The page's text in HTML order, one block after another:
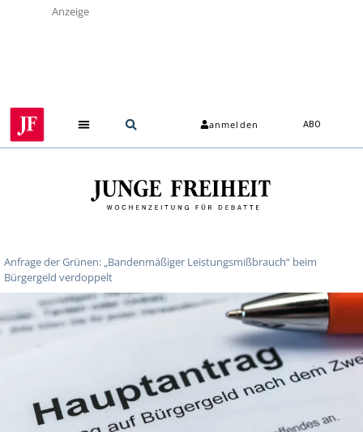
Anzeige
anmelden ABO
Anfrage der Grünen: „Bandenmäßiger Leistungsmißbrauch“ beim
Bürgergeld verdoppelt